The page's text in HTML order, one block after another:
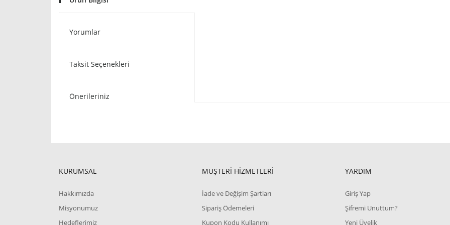
Yorumlar
Taksit Seçenekleri
Önerileriniz
KURUMSAL
Hakkımızda
Misyonumuz
Hedeflerimiz
MÜŞTERİ HİZMETLERİ
İade ve Değişim Şartları
Sipariş Ödemeleri
Kupon Kodu Kullanımı
YARDIM
Giriş Yap
Şifremi Unuttum?
Yeni Üyelik